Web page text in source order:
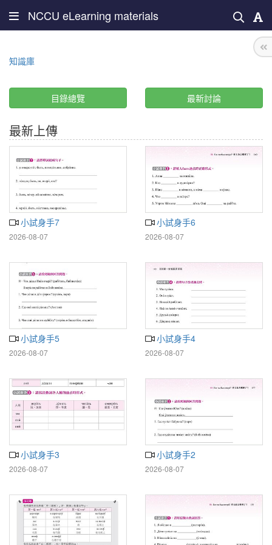
NCCU eLearning materials
知識庫
目錄總覽 最新討論
最新上傳
小試身手7
2026-08-07
小試身手6
2026-08-07
小試身手5
2026-08-07
小試身手4
2026-08-07
小試身手3
2026-08-07
小試身手2
2026-08-07